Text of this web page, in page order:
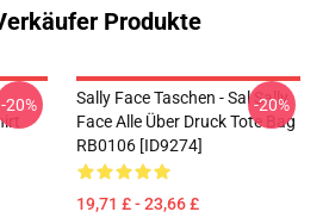
Produkte
-20%
Sally Face Taschen - Sal Sally
Face Alle Über Druck Tote Bag
RB0106 [ID9274]
19,71 £ - 23,66 £
-20%